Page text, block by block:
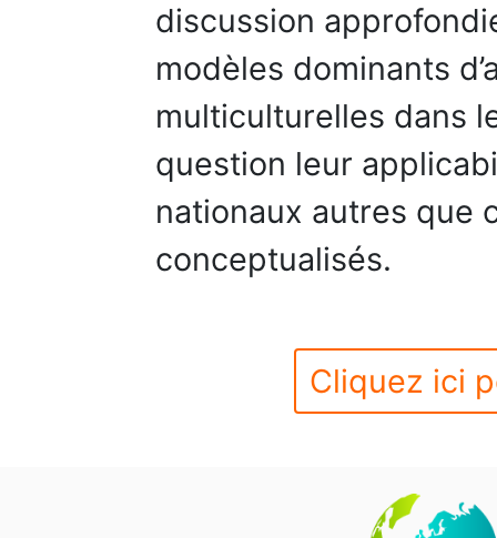
discussion
modèles dominants
multiculturelles dans
question leur
nationaux autres que
conceptualisés.
Cliquez ici